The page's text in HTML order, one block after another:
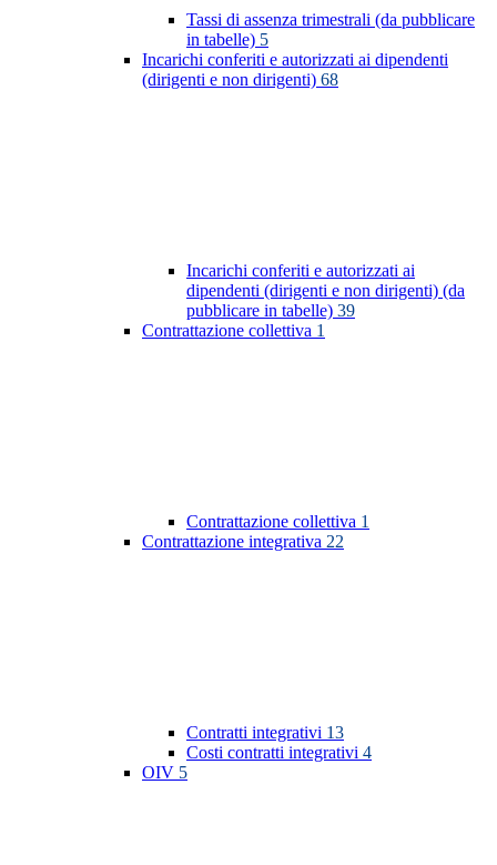
Tassi di assenza trimestrali (da pubblicare
in tabelle) 5
Incarichi conferiti e autorizzati ai dipendenti
(dirigenti e non dirigenti) 68
Incarichi conferiti e autorizzati ai
dipendenti (dirigenti e non dirigenti) (da
pubblicare in tabelle) 39
Contrattazione collettiva 1
Contrattazione collettiva 1
Contrattazione integrativa 22
Contratti integrativi 13
Costi contratti integrativi 4
OIV 5